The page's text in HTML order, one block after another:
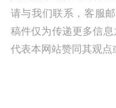
请与我们联系，客服
稿件仅为传递更多信
代表本网站赞同其观点